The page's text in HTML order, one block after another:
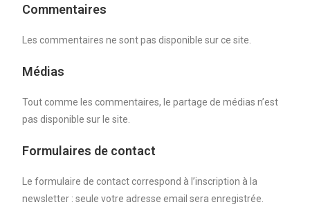
Commentaires
Les commentaires ne sont pas disponible sur ce site.
Médias
Tout comme les commentaires, le partage de médias n’est
pas disponible sur le site.
Formulaires de contact
Le formulaire de contact correspond à l’inscription à la
newsletter : seule votre adresse email sera enregistrée.